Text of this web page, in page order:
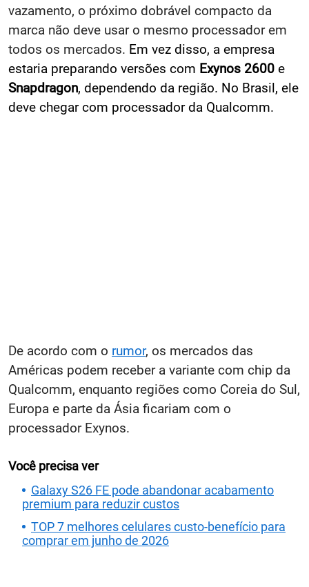
vazamento, o próximo dobrável compacto da
marca não deve usar o mesmo processador em
todos os mercados. Em vez disso, a empresa
estaria preparando versões com Exynos 2600 e
Snapdragon, dependendo da região. No Brasil, ele
deve chegar com processador da Qualcomm.
De acordo com o rumor, os mercados das
Américas podem receber a variante com chip da
Qualcomm, enquanto regiões como Coreia do Sul,
Europa e parte da Ásia ficariam com o
processador Exynos.
Você precisa ver
Galaxy S26 FE pode abandonar acabamento
premium para reduzir custos
TOP 7 melhores celulares custo-benefício para
comprar em junho de 2026